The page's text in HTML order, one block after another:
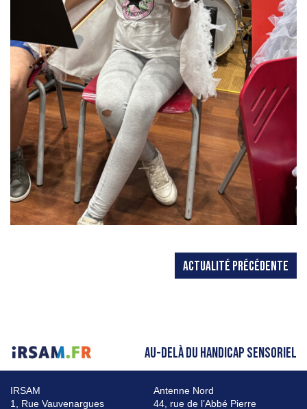
ACTUALITÉ PRÉCÉDENTE
AU-DELÀ DU HANDICAP SENSORIEL
IRSAM
1, Rue Vauvenargues
Antenne Nord
44, rue de l’Abbé Pierre